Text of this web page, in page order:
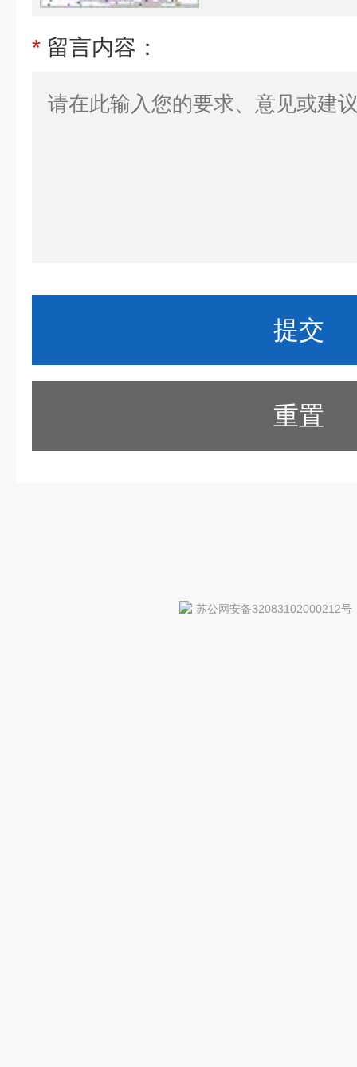
* 留言内容：
重置
苏公网安备32083102000212号